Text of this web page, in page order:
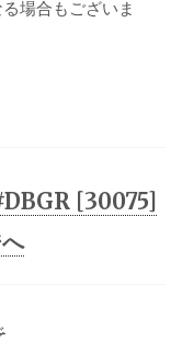
場合もございま
[30075]